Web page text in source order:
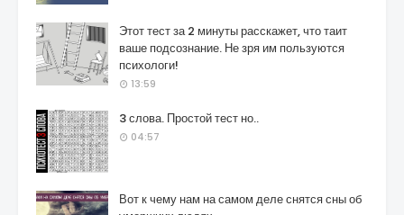
Этот тест за 2 минуты расскажет, что таит
ваше подсознание. Не зря им пользуются
психологи!
13:59
3 слова. Простой тест но..
04:57
Вот к чему нам на самом деле снятся сны об